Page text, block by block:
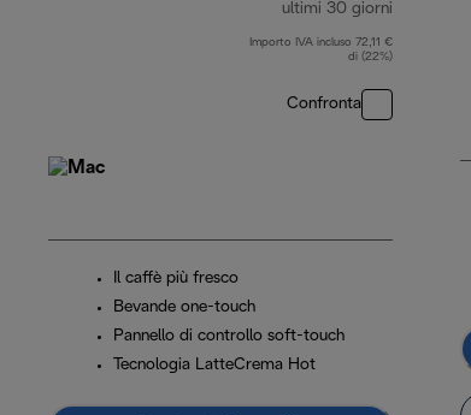
ultimi 30 giorni
Importo IVA incluso 72,11 €
di (22%)
Confronta
Il caffè più fresco
Bevande one-touch
Pannello di controllo soft-touch
Tecnologia LatteCrema Hot